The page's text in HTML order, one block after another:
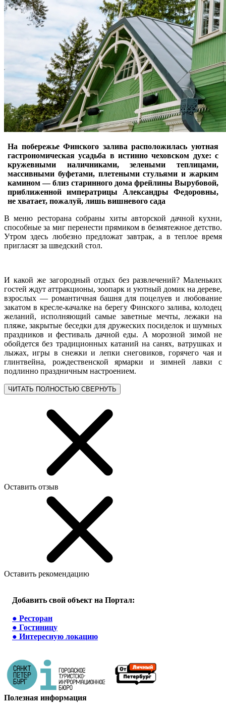
На побережье Финского залива расположилась уютная
гастрономическая усадьба в истинно чеховском духе: с
кружевными наличниками, зелеными теплицами,
массивными буфетами, плетеными стульями и жарким
камином ― близ старинного дома фрейлины Вырубовой,
приближенной императрицы Александры Федоровны,
не хватает, пожалуй, лишь вишневого сада
В меню ресторана собраны хиты авторской дачной кухни,
способные за миг перенести прямиком в безмятежное детство.
Утром здесь любезно предложат завтрак, а в теплое время
пригласят за шведский стол.
И какой же загородный отдых без развлечений? Маленьких
гостей ждут аттракционы, зоопарк и уютный домик на дереве,
взрослых ― романтичная башня для поцелуев и любование
закатом в кресле-качалке на берегу Финского залива, колодец
желаний, исполняющий самые заветные мечты, лежаки на
пляже, закрытые беседки для дружеских посиделок и шумных
праздников и фестиваль дачной еды. А морозной зимой не
обойдется без традиционных катаний на санях, ватрушках и
лыжах, игры в снежки и лепки снеговиков, горячего чая и
глинтвейна, рождественской ярмарки и зимней лавки с
подлинно праздничным настроением.
ЧИТАТЬ ПОЛНОСТЬЮ СВЕРНУТЬ
Оставить отзыв
Оставить рекомендацию
Добавить свой объект на Портал:
● Ресторан
● Гостиницу
● Интересную локацию
Полезная информация